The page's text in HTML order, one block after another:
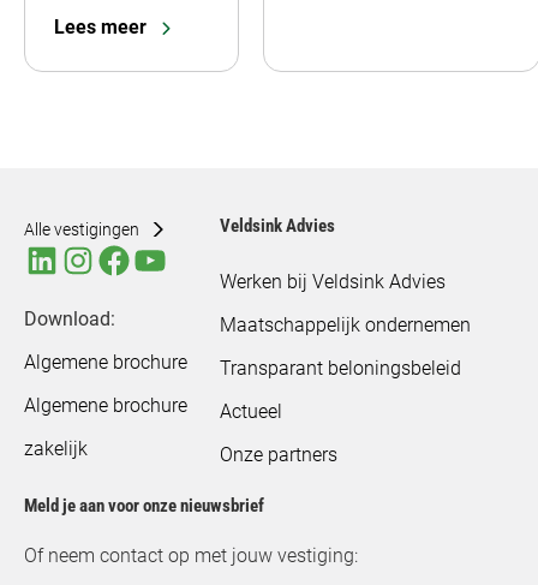
Lees meer
Alle vestigingen
Download:
Algemene brochure
Algemene brochure
zakelijk
Veldsink Advies
Werken bij Veldsink Advies
Maatschappelijk ondernemen
Transparant beloningsbeleid
Actueel
Onze partners
Meld je aan voor onze nieuwsbrief
Of neem contact op met jouw vestiging: